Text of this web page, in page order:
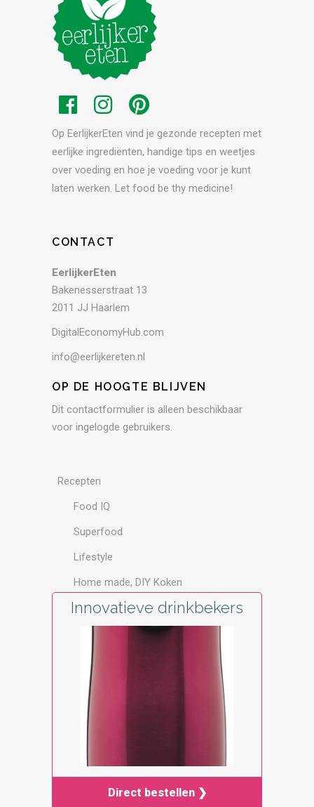
Op EerlijkerEten vind je gezonde recepten met
eerlijke ingrediënten, handige tips en weetjes
over voeding en hoe je voeding voor je kunt
laten werken. Let food be thy medicine!
CONTACT
EerlijkerEten
Bakenesserstraat 13
2011 JJ Haarlem
DigitalEconomyHub.com
info@eerlijkereten.nl
OP DE HOOGTE BLIJVEN
Dit contactformulier is alleen beschikbaar
voor ingelogde gebruikers.
Recepten
Food IQ
Superfood
Lifestyle
Home made, DIY Koken
Innovatieve drinkbekers
Direct bestellen ❯